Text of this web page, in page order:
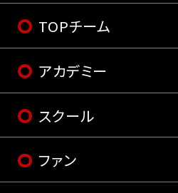
TOPチーム
アカデミー
スクール
ファン